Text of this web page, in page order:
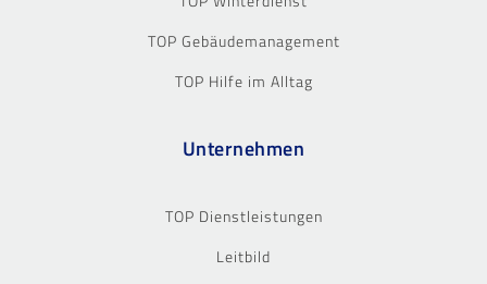
TOP Gebäudemanagement
TOP Hilfe im Alltag
Unternehmen
TOP Dienstleistungen
Leitbild